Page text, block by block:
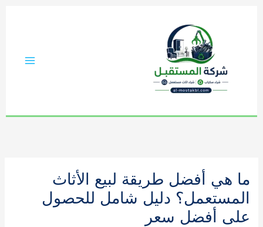
ما هي أفضل طريقة لبيع الأثاث
المستعمل؟ دليل شامل للحصول
على أفضل سعر